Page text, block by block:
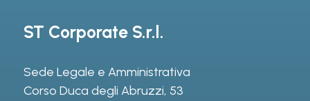
ST Corporate S.r.l.
Sede Legale e Amministrativa
Corso Duca degli Abruzzi, 53